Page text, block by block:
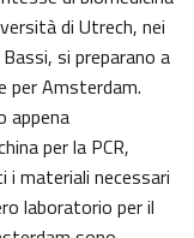
di Utrech, nei
si preparano a
per Amsterdam.
appena
per la PCR,
materiali necessari
laboratorio per il